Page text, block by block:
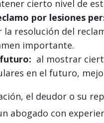
cierto nivel de
por lesiones
la resolución del
importante.
al mostrar
en el futuro,
el deudor o su
abogado con